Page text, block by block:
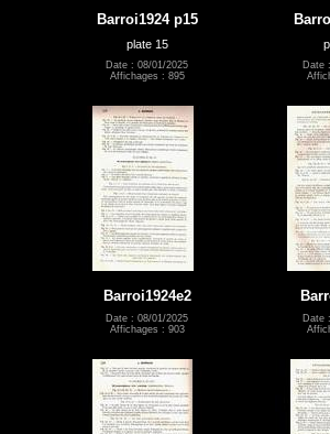
Barroi1924 p15
plate 15
Date : 08/01/2025
Affichages : 895
Date
Barroi1924e2
Date : 08/01/2025
Affichages : 903
Date